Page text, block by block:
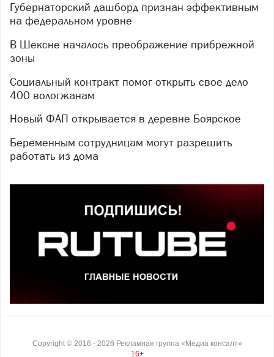
Губернаторский дашборд признан эффективным
на федеральном уровне
В Шексне началось преображение прибрежной
зоны
Социальный контракт помог открыть свое дело
400 вологжанам
Новый ФАП открывается в деревне Боярское
Беременным сотрудницам могут разрешить
работать из дома
Copyright © 2016 - 2026 Рекламная группа «Медиа консалт»
16+